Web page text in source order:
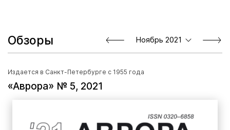
Обзоры Ноябрь 2021
Издается в Санкт-Петербурге с 1955 года
«Аврора» № 5, 2021